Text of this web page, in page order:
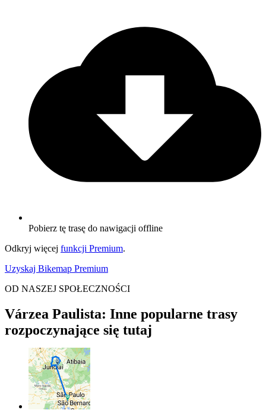
Pobierz tę trasę do nawigacji offline
Odkryj więcej funkcji Premium.
Uzyskaj Bikemap Premium
OD NASZEJ SPOŁECZNOŚCI
Várzea Paulista: Inne popularne trasy
rozpoczynające się tutaj